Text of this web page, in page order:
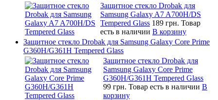
Защитное стекло Drobak для
Samsung Galaxy A7 A700H/DS
Tempered Glass 189 грн. Товар
есть в наличии В корзину
Защитное стекло Drobak для Samsung Galaxy Core Prime
G360H/G361H Tempered Glass
Защитное стекло Drobak для
Samsung Galaxy Core Prime
G360H/G361H Tempered Glass
99 грн. Товар есть в наличии В
корзину